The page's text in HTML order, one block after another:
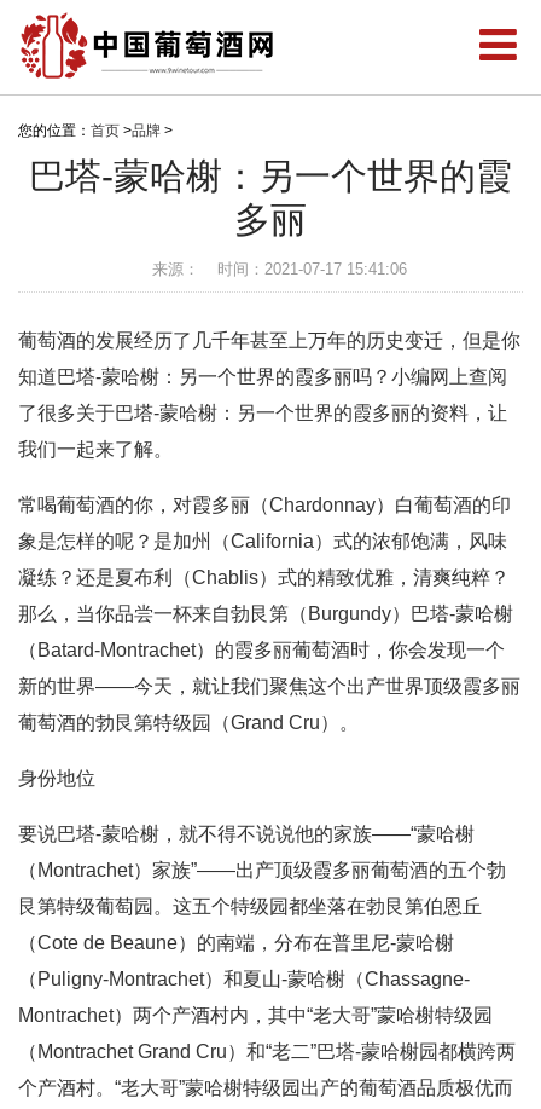
您的位置： 首页 >品牌 >
巴塔-蒙哈榭：另一个世界的霞
多丽
来源： 时间：2021-07-17 15:41:06
葡萄酒的发展经历了几千年甚至上万年的历史变迁，但是你
知道巴塔-蒙哈榭：另一个世界的霞多丽吗？小编网上查阅
了很多关于巴塔-蒙哈榭：另一个世界的霞多丽的资料，让
我们一起来了解。
常喝葡萄酒的你，对霞多丽（Chardonnay）白葡萄酒的印
象是怎样的呢？是加州（California）式的浓郁饱满，风味
凝练？还是夏布利（Chablis）式的精致优雅，清爽纯粹？
那么，当你品尝一杯来自勃艮第（Burgundy）巴塔-蒙哈榭
（Batard-Montrachet）的霞多丽葡萄酒时，你会发现一个
新的世界——今天，就让我们聚焦这个出产世界顶级霞多丽
葡萄酒的勃艮第特级园（Grand Cru）。
身份地位
要说巴塔-蒙哈榭，就不得不说说他的家族——“蒙哈榭
（Montrachet）家族”——出产顶级霞多丽葡萄酒的五个勃
艮第特级葡萄园。这五个特级园都坐落在勃艮第伯恩丘
（Cote de Beaune）的南端，分布在普里尼-蒙哈榭
（Puligny-Montrachet）和夏山-蒙哈榭（Chassagne-
Montrachet）两个产酒村内，其中“老大哥”蒙哈榭特级园
（Montrachet Grand Cru）和“老二”巴塔-蒙哈榭园都横跨两
个产酒村。“老大哥”蒙哈榭特级园出产的葡萄酒品质极优而